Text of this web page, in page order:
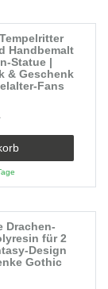
Handbemalt
Statue |
& Geschenk
Fans
Drachen-
für 2
Design
Gothic